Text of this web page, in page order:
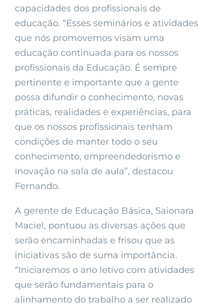
capacidades dos profissionais de
educação. “Esses seminários e atividades
que nós promovemos visam uma
educação continuada para os nossos
profissionais da Educação. É sempre
pertinente e importante que a gente
possa difundir o conhecimento, novas
práticas, realidades e experiências, para
que os nossos profissionais tenham
condições de manter todo o seu
conhecimento, empreendedorismo e
inovação na sala de aula”, destacou
Fernando.
A gerente de Educação Básica, Saionara
Maciel, pontuou as diversas ações que
serão encaminhadas e frisou que as
iniciativas são de suma importância.
“Iniciaremos o ano letivo com atividades
que serão fundamentais para o
alinhamento do trabalho a ser realizado